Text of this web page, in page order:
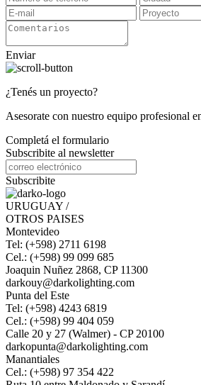
Enviar
¿Tenés un proyecto?
Asesorate con nuestro equipo profesional
Completá el formulario
Subscribite al newsletter
Subscribite
URUGUAY /
OTROS PAISES
Montevideo
Tel: (+598) 2711 6198
Cel.: (+598) 99 099 685
Joaquin Nuñez 2868, CP 11300
darkouy@darkolighting.com
Punta del Este
Tel: (+598) 4243 6819
Cel.: (+598) 99 404 059
Calle 20 y 27 (Walmer) - CP 20100
darkopunta@darkolighting.com
Manantiales
Cel.: (+598) 97 354 422